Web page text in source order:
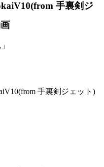
手裏剣ジ
手裏剣ジェット)